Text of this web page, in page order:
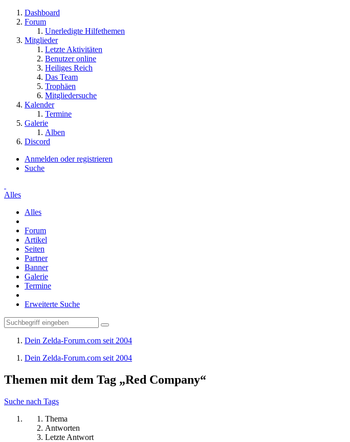
Dashboard
Forum
Unerledigte Hilfethemen
Mitglieder
Letzte Aktivitäten
Benutzer online
Heiliges Reich
Das Team
Trophäen
Mitgliedersuche
Kalender
Termine
Galerie
Alben
Discord
Anmelden oder registrieren
Suche
Alles
Alles
Forum
Artikel
Seiten
Partner
Banner
Galerie
Termine
Erweiterte Suche
Dein Zelda-Forum.com seit 2004
Dein Zelda-Forum.com seit 2004
Themen mit dem Tag „Red Company“
Suche nach Tags
Thema
Antworten
Letzte Antwort